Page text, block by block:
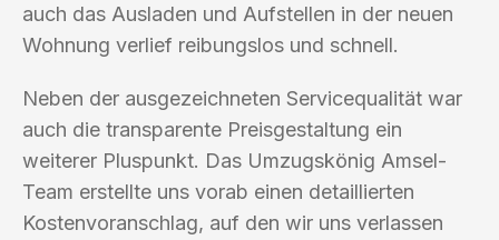
auch das Ausladen und Aufstellen in der neuen
Wohnung verlief reibungslos und schnell.
Neben der ausgezeichneten Servicequalität war
auch die transparente Preisgestaltung ein
weiterer Pluspunkt. Das Umzugskönig Amsel-
Team erstellte uns vorab einen detaillierten
Kostenvoranschlag, auf den wir uns verlassen